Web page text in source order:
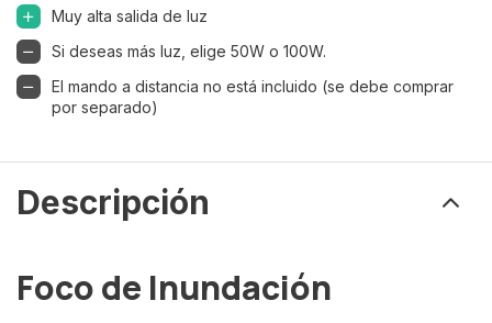
Muy alta salida de luz
Si deseas más luz, elige 50W o 100W.
El mando a distancia no está incluido (se debe comprar
por separado)
Descripción
Foco de Inundación